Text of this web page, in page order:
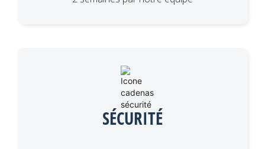
SÉCURITÉ